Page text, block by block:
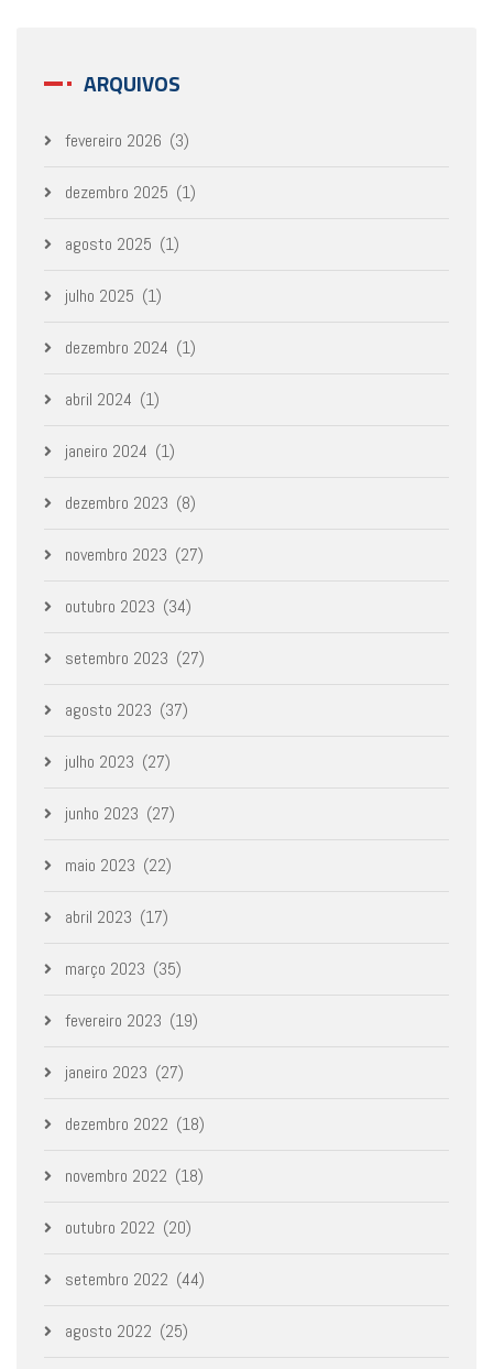
ARQUIVOS
fevereiro 2026 (3)
dezembro 2025 (1)
agosto 2025 (1)
julho 2025 (1)
dezembro 2024 (1)
abril 2024 (1)
janeiro 2024 (1)
dezembro 2023 (8)
novembro 2023 (27)
outubro 2023 (34)
setembro 2023 (27)
agosto 2023 (37)
julho 2023 (27)
junho 2023 (27)
maio 2023 (22)
abril 2023 (17)
março 2023 (35)
fevereiro 2023 (19)
janeiro 2023 (27)
dezembro 2022 (18)
novembro 2022 (18)
outubro 2022 (20)
setembro 2022 (44)
agosto 2022 (25)